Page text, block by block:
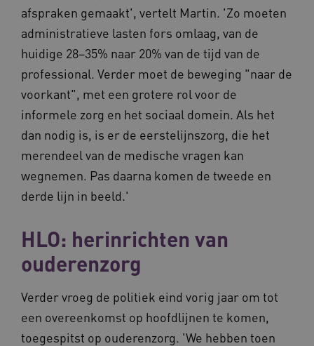
afspraken gemaakt', vertelt Martin. 'Zo moeten
administratieve lasten fors omlaag, van de
huidige 28–35% naar 20% van de tijd van de
professional. Verder moet de beweging "naar de
voorkant", met een grotere rol voor de
informele zorg en het sociaal domein. Als het
dan nodig is, is er de eerstelijnszorg, die het
merendeel van de medische vragen kan
wegnemen. Pas daarna komen de tweede en
derde lijn in beeld.'
HLO: herinrichten van
ouderenzorg
Verder vroeg de politiek eind vorig jaar om tot
een overeenkomst op hoofdlijnen te komen,
toegespitst op ouderenzorg. 'We hebben toen
__Secure-YNID .youtube.com
5
__cf_bm
Cloudflare Inc.
.vimeo.com
VISITOR_PRIVACY_METADATA
YouTube
.youtube.com
Google Privacy Policy